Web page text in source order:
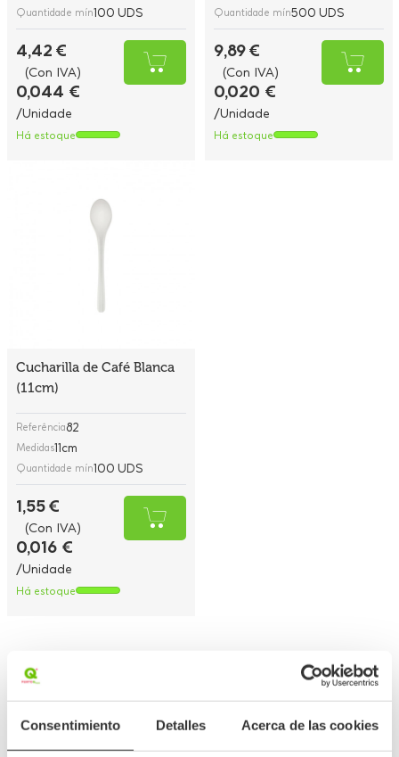
Consentimiento Detalles Acerca de las cookies
Quantidade mín100 UDS
4,42 €
(Con IVA)
0,044 €
/Unidade
Há estoque
Quantidade mín500 UDS
9,89 €
(Con IVA)
0,020 €
/Unidade
Há estoque
Cucharilla de Café Blanca
(11cm)
Referência82
Medidas11cm
Quantidade mín100 UDS
1,55 €
(Con IVA)
0,016 €
/Unidade
Há estoque
Mostrando 1-5 de um total de 5 artigo(s)
Ordenar por